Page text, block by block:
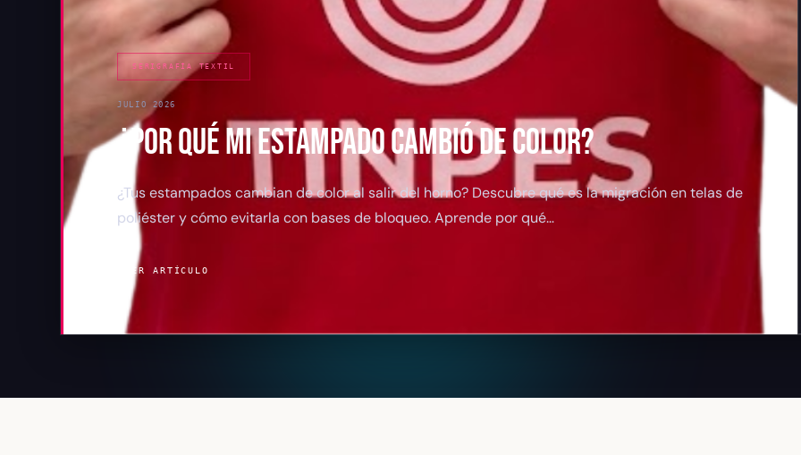
SERIGRAFÍA TEXTIL
JULIO 2026
¿POR QUÉ MI ESTAMPADO CAMBIÓ DE COLOR?
¿Tus estampados cambian de color al salir del horno? Descubre qué es la migración en telas de
poliéster y cómo evitarla con bases de bloqueo. Aprende por qué…
LEER ARTÍCULO